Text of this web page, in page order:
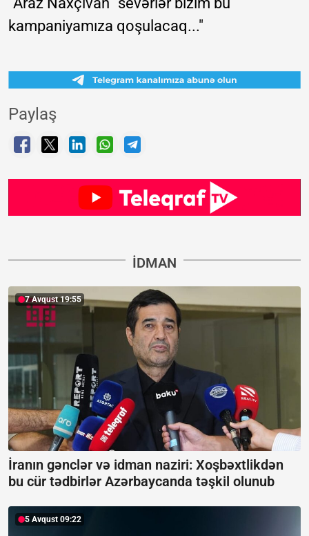
kampaniyamıza qoşulacaq..."
Paylaş
İDMAN
7 Avqust 19:55
İranın gənclər və idman naziri: Xoşbəxtlikdən
bu cür tədbirlər Azərbaycanda təşkil olunub
5 Avqust 09:22